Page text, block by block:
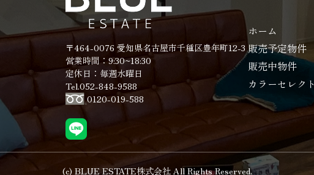
〒464-0076 愛知県名古屋市千種区豊年町12-3
営業時間：9:30~18:30
定休日：毎週水曜日
Tel.052-848-9588
0120-019-588
ホーム
販売予定物件
販売中物件
カラーセレクト
(c) BLUE ESTATE株式会社 All Rights Reserved.